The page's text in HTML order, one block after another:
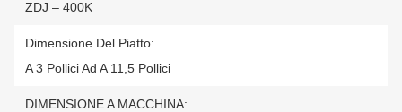
ZDJ – 400K
Dimensione Del Piatto:
A 3 Pollici Ad A 11,5 Pollici
DIMENSIONE A MACCHINA: